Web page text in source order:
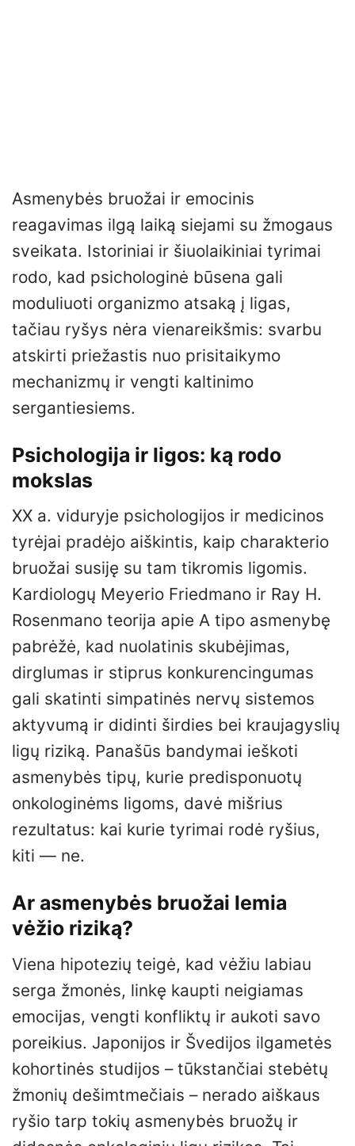
Asmenybės bruožai ir emocinis
reagavimas ilgą laiką siejami su žmogaus
sveikata. Istoriniai ir šiuolaikiniai tyrimai
rodo, kad psichologinė būsena gali
moduliuoti organizmo atsaką į ligas,
tačiau ryšys nėra vienareikšmis: svarbu
atskirti priežastis nuo prisitaikymo
mechanizmų ir vengti kaltinimo
sergantiesiems.
Psichologija ir ligos: ką rodo
mokslas
XX a. viduryje psichologijos ir medicinos
tyrėjai pradėjo aiškintis, kaip charakterio
bruožai susiję su tam tikromis ligomis.
Kardiologų Meyerio Friedmano ir Ray H.
Rosenmano teorija apie A tipo asmenybę
pabrėžė, kad nuolatinis skubėjimas,
dirglumas ir stiprus konkurencingumas
gali skatinti simpatinės nervų sistemos
aktyvumą ir didinti širdies bei kraujagyslių
ligų riziką. Panašūs bandymai ieškoti
asmenybės tipų, kurie predisponuotų
onkologinėms ligoms, davė mišrius
rezultatus: kai kurie tyrimai rodė ryšius,
kiti — ne.
Ar asmenybės bruožai lemia
vėžio riziką?
Viena hipotezių teigė, kad vėžiu labiau
serga žmonės, linkę kaupti neigiamas
emocijas, vengti konfliktų ir aukoti savo
poreikius. Japonijos ir Švedijos ilgametės
kohortinės studijos – tūkstančiai stebėtų
žmonių dešimtmečiais – nerado aiškaus
ryšio tarp tokių asmenybės bruožų ir